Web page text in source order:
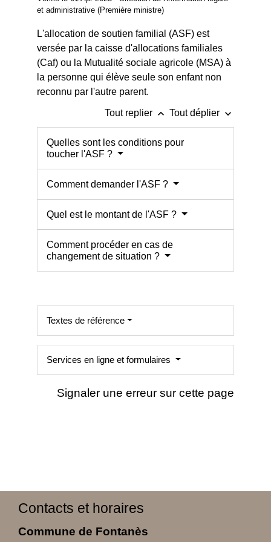
et administrative (Première ministre)
L'allocation de soutien familial (ASF) est
versée par la caisse d'allocations familiales
(Caf) ou la Mutualité sociale agricole (MSA) à
la personne qui élève seule son enfant non
reconnu par l'autre parent.
Tout replier keyboard_arrow_up Tout déplier keyboard_arrow_down
Quelles sont les conditions pour
toucher l'ASF ?
Comment demander l'ASF ?
Quel est le montant de l'ASF ?
Comment procéder en cas de
changement de situation ?
Textes de référence
Services en ligne et formulaires
Signaler une erreur sur cette page
Contacts et horaires
Commune de Fontanès